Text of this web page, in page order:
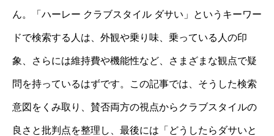
ん。「ハーレー クラブスタイル ダサい」というキーワー
ドで検索する人は、外観や乗り味、乗っている人の印
象、さらには維持費や機能性など、さまざまな観点で疑
問を持っているはずです。この記事では、そうした検索
意図をくみ取り、賛否両方の視点からクラブスタイルの
良さと批判点を整理し、最後には「どうしたらダサいと